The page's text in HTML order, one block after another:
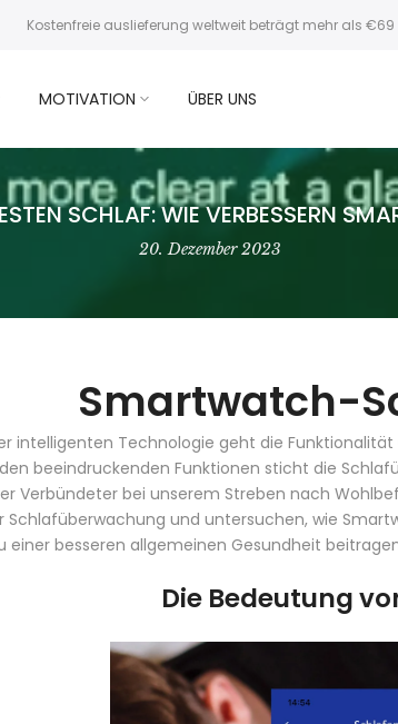
Kostenfreie auslieferung weltweit beträgt mehr als €69
MOTIVATION ÜBER UNS
SCHLAF: WIE VERBESSERN
20. Dezember 2023
Smartwatch-
intelligenten Technologie geht die
beeindruckenden Funktionen sticht die
Verbündeter bei unserem Streben nach
Schlafüberwachung und untersuchen, wie
einer besseren allgemeinen Gesundheit
Die Bedeutung